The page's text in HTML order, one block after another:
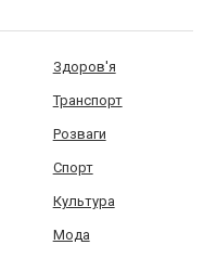
Здоров'я
Транспорт
Розваги
Спорт
Культура
Мода